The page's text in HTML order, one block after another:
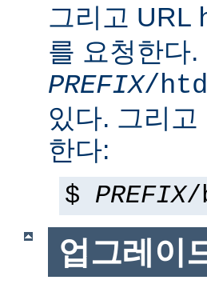
그리고 URL
를 요청한다
PREFIX/
있다. 그리
한다:
$ PREFIX/
업그레이